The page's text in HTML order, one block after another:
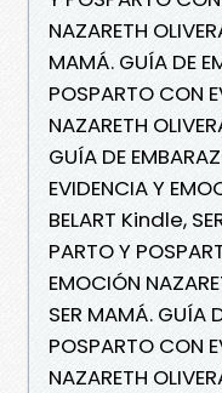
NAZARETH
MAMÁ. GUÍA DE
POSPARTO CON
NAZARETH
GUÍA DE
EVIDENCIA Y
BELART Kindle,
PARTO Y
EMOCIÓN
SER MAMÁ. GUÍA
POSPARTO CON
NAZARETH